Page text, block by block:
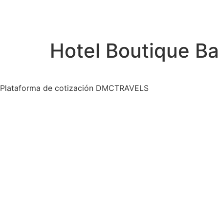
Hotel Boutique
Plataforma de cotización DMCTRAVELS